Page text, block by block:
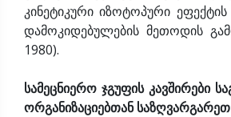
კინეტიკური იზოტოპური
დამოკიდებულების მეთოდის
1980).
სამეცნიერო ჯგუფის კავშირები
ორგანიზაციებთან